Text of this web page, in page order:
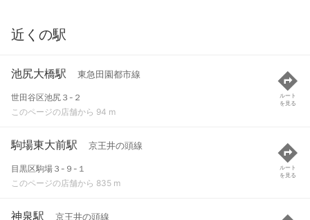
近くの駅
池尻大橋駅 東急田園都市線
世田谷区池尻３-２
このページの店舗から 94 m
ルート
を見る
駒場東大前駅 京王井の頭線
目黒区駒場３-９-１
このページの店舗から 835 m
ルート
を見る
神泉駅 京王井の頭線